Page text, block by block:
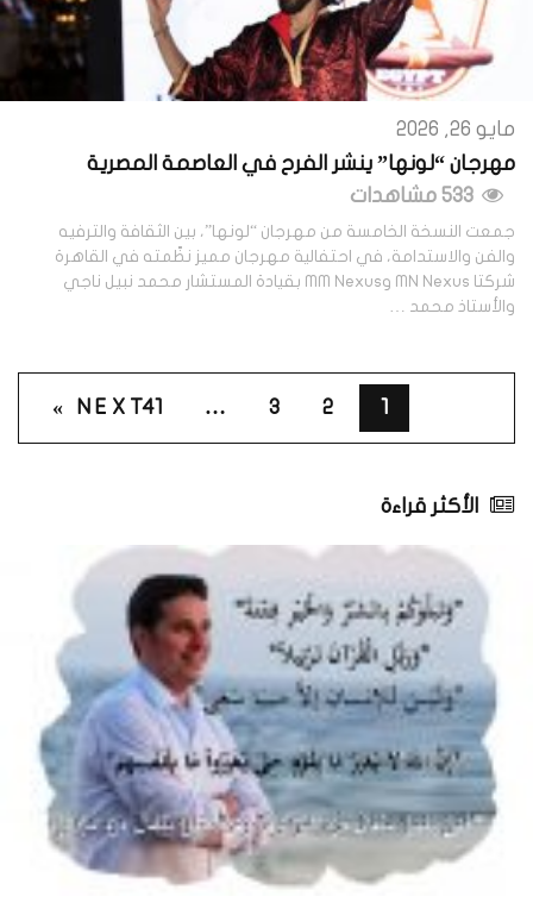
مايو 26, 2026
مهرجان “لونها” ينشر الفرح في العاصمة المصرية
جمعت النسخة الخامسة من مهرجان “لونها”، بين الثقافة والترفيه
والفن والاستدامة، في احتفالية مهرجان مميز نظّمته في القاهرة
شركتا MN Nexus وMM Nexus بقيادة المستشار محمد نبيل ناجي
والأستاذ محمد …
1
2
3
…
41
NEXT »
الأكثر قراءة